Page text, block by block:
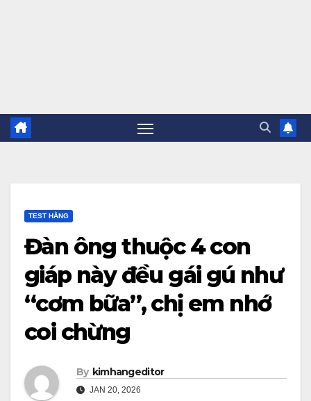
TEST HẰNG
Đàn ông thuộc 4 con
giáp này đều gái gú như
“cơm bữa”, chị em nhớ
coi chừng
By kimhangeditor
JAN 20, 2026